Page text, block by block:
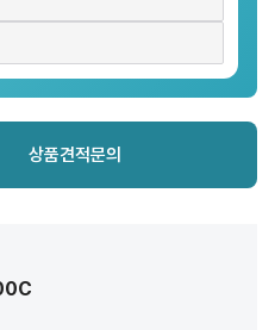
상품견적문의